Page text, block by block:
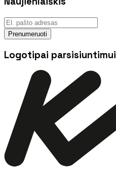
Prenumeruoti
Logotipai parsisiuntimui